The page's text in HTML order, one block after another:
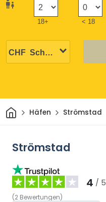
18+ < 18
HeimHäfen Strömstad
Strömstad
4 / 5
(2 Bewertungen)